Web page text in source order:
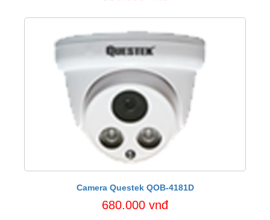
Camera Questek QOB-4181D
680.000 vnđ